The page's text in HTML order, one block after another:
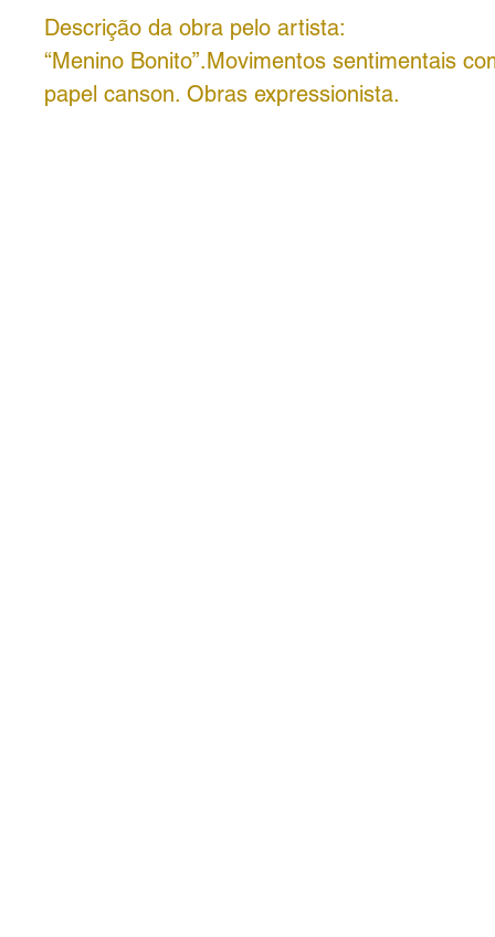
Descrição da obra pelo artista:
“Menino Bonito”.Movimentos sentimentais
papel canson. Obras expressionista.